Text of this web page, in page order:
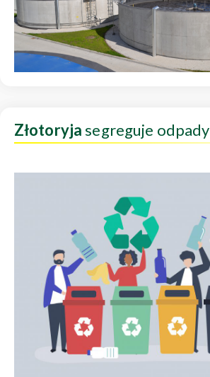
Złotoryjasegreguje odpady